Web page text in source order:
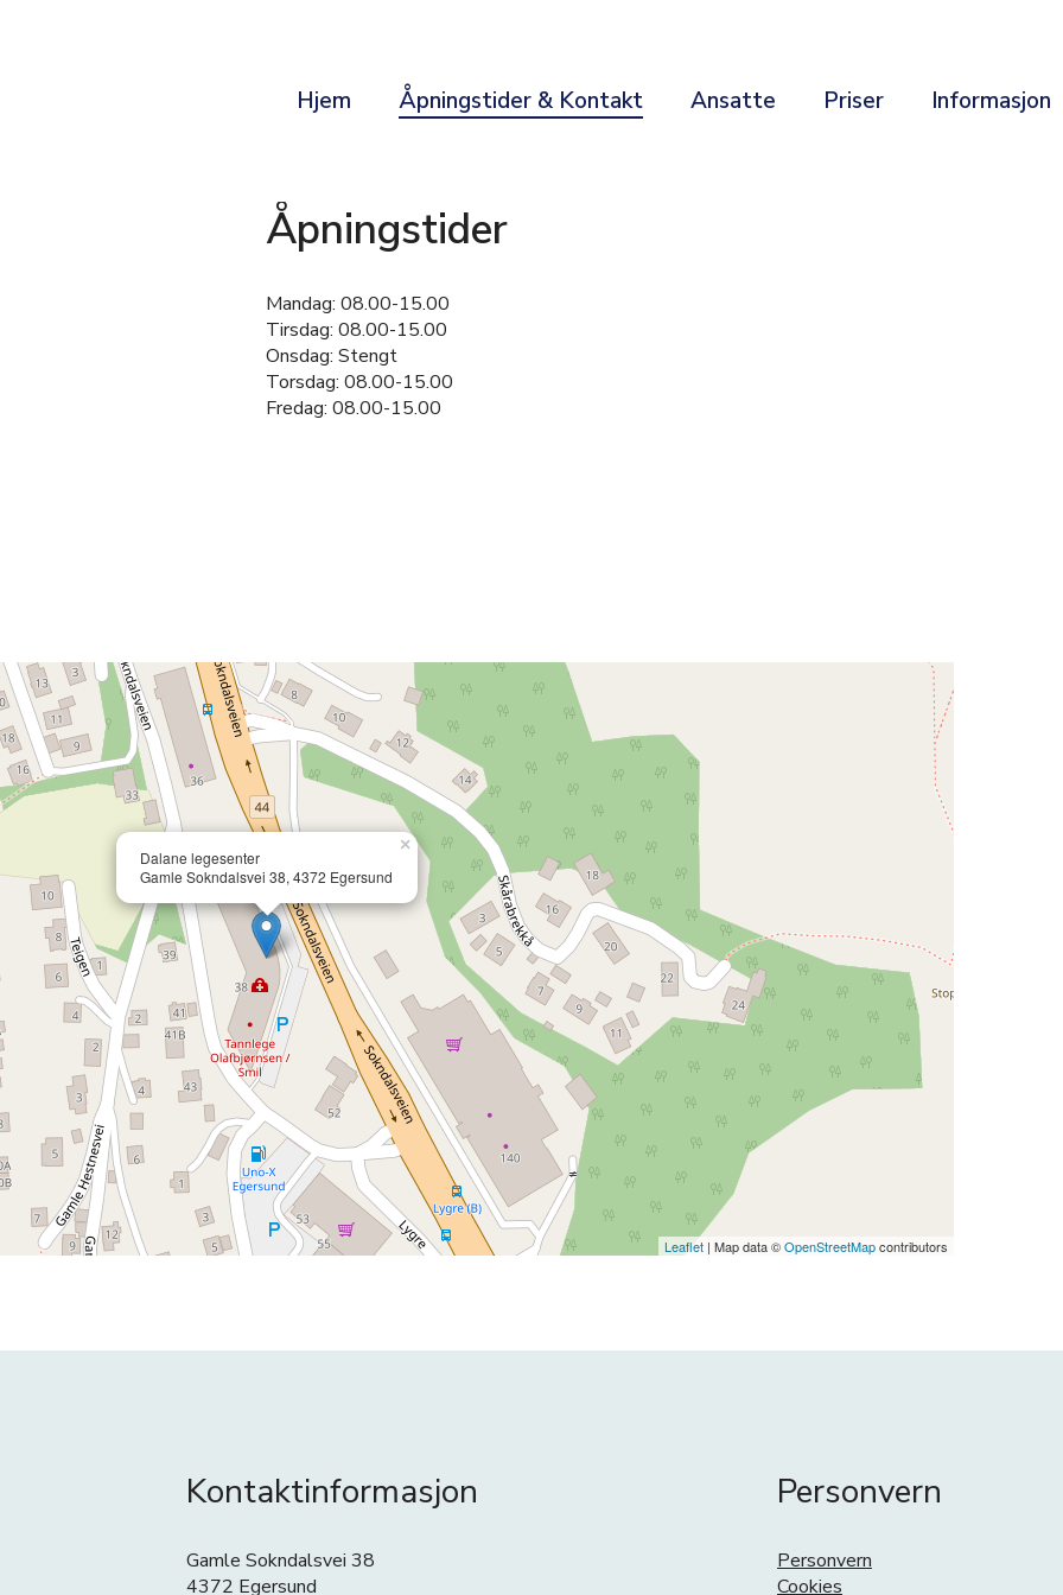
Hjem Åpningstider & Kontakt Ansatte Priser Informasjon
Åpningstider
Mandag: 08.00-15.00
Tirsdag: 08.00-15.00
Onsdag: Stengt
Torsdag: 08.00-15.00
Fredag: 08.00-15.00
Dalane legesenter
Gamle Sokndalsvei 38, 4372 Egersund
×
Leaflet | Map data ©OpenStreetMapcontributors
Kontaktinformasjon
Gamle Sokndalsvei 38
4372 Egersund
Personvern
Personvern
Cookies